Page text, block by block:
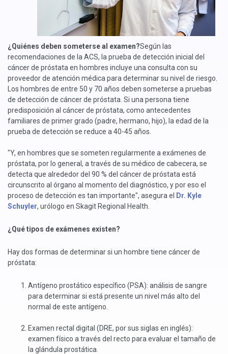
¿Quiénes deben someterse al examen?Según las
recomendaciones de la ACS, la prueba de detección inicial del
cáncer de próstata en hombres incluye una consulta con su
proveedor de atención médica para determinar su nivel de riesgo.
Los hombres de entre 50 y 70 años deben someterse a pruebas
de detección de cáncer de próstata. Si una persona tiene
predisposición al cáncer de próstata, como antecedentes
familiares de primer grado (padre, hermano, hijo), la edad de la
prueba de detección se reduce a 40-45 años.
"Y, en hombres que se someten regularmente a exámenes de
próstata, por lo general, a través de su médico de cabecera, se
detecta que alrededor del 90 % del cáncer de próstata está
circunscrito al órgano al momento del diagnóstico, y por eso el
proceso de detección es tan importante", asegura el
Dr. Kyle
Schuyler, urólogo en Skagit Regional Health.
¿Qué tipos de exámenes existen?
Hay dos formas de determinar si un hombre tiene cáncer de
próstata:
Antígeno prostático específico (PSA): análisis de sangre
para determinar si está presente un nivel más alto del
normal de este antígeno.
Examen rectal digital (DRE, por sus siglas en inglés):
examen físico a través del recto para evaluar el tamaño de
la glándula prostática.